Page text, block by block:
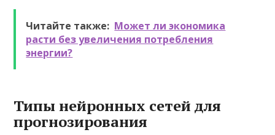
Читайте также: Может ли экономика
расти без увеличения потребления
энергии?
Типы нейронных сетей для
прогнозирования